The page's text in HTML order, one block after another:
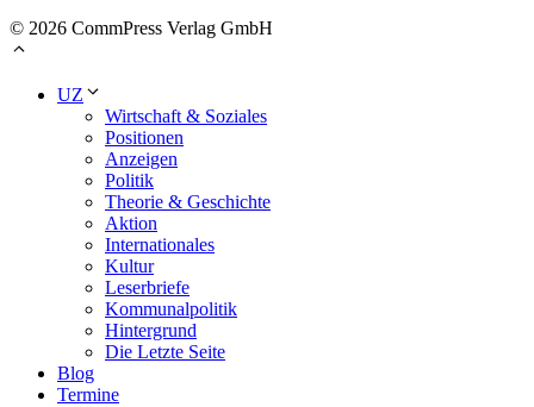
© 2026 CommPress Verlag GmbH
UZ
Wirtschaft & Soziales
Positionen
Anzeigen
Politik
Theorie & Geschichte
Aktion
Internationales
Kultur
Leserbriefe
Kommunalpolitik
Hintergrund
Die Letzte Seite
Blog
Termine